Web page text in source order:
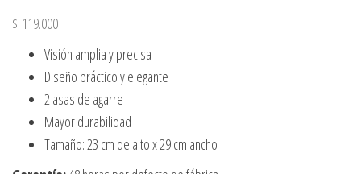
$ 119.000
Visión amplia y precisa
Diseño práctico y elegante
2 asas de agarre
Mayor durabilidad
Tamaño: 23 cm de alto x 29 cm ancho